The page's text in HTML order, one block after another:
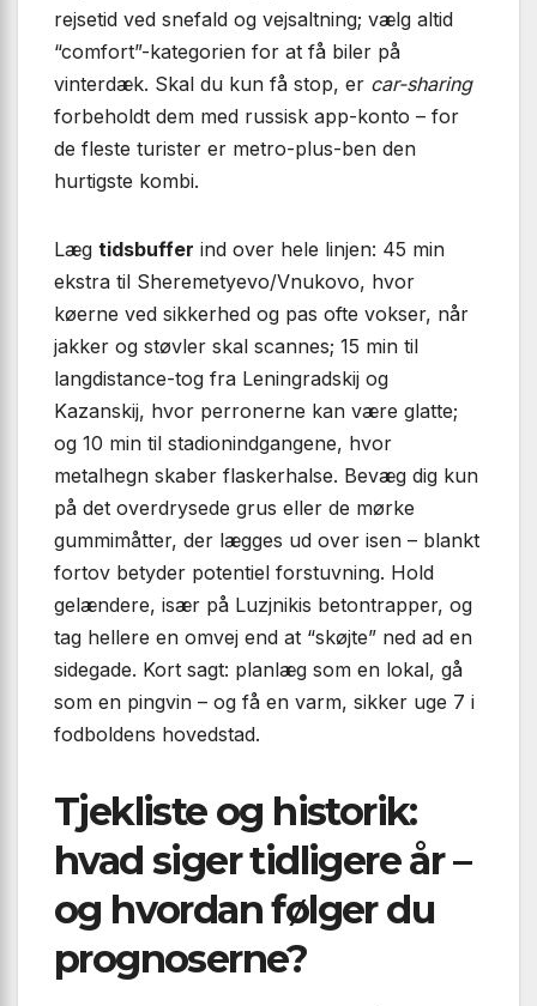
rejsetid ved snefald og vejsaltning; vælg altid
“comfort”-kategorien for at få biler på
vinterdæk. Skal du kun få stop, er car-sharing
forbeholdt dem med russisk app-konto – for
de fleste turister er metro-plus-ben den
hurtigste kombi.
Læg tidsbuffer ind over hele linjen: 45 min
ekstra til Sheremetyevo/Vnukovo, hvor
køerne ved sikkerhed og pas ofte vokser, når
jakker og støvler skal scannes; 15 min til
langdistance-tog fra Leningradskij og
Kazanskij, hvor perronerne kan være glatte;
og 10 min til stadionindgangene, hvor
metalhegn skaber flaskerhalse. Bevæg dig kun
på det overdrysede grus eller de mørke
gummimåtter, der lægges ud over isen – blankt
fortov betyder potentiel forstuvning. Hold
gelændere, især på Luzjnikis betontrapper, og
tag hellere en omvej end at “skøjte” ned ad en
sidegade. Kort sagt: planlæg som en lokal, gå
som en pingvin – og få en varm, sikker uge 7 i
fodboldens hovedstad.
Tjekliste og historik:
hvad siger tidligere år –
og hvordan følger du
prognoserne?